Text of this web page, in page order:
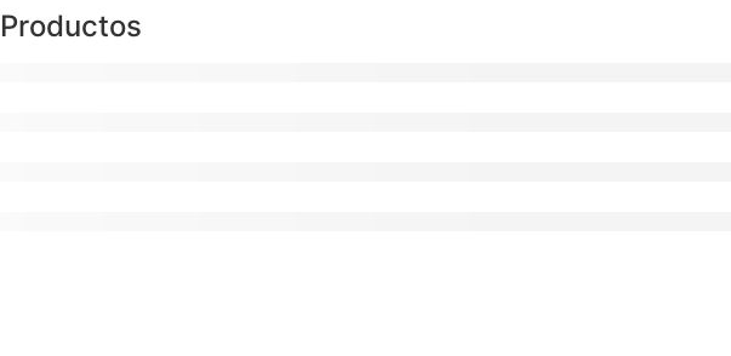
Productos